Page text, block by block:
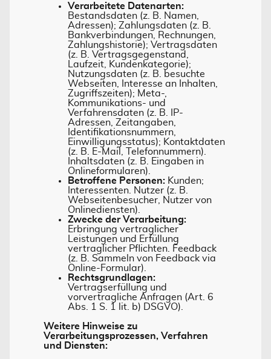
Verarbeitete Datenarten:
Bestandsdaten (z. B. Namen,
Adressen); Zahlungsdaten (z. B.
Bankverbindungen, Rechnungen,
Zahlungshistorie); Vertragsdaten
(z. B. Vertragsgegenstand,
Laufzeit, Kundenkategorie);
Nutzungsdaten (z. B. besuchte
Webseiten, Interesse an Inhalten,
Zugriffszeiten); Meta-,
Kommunikations- und
Verfahrensdaten (z. B. IP-
Adressen, Zeitangaben,
Identifikationsnummern,
Einwilligungsstatus); Kontaktdaten
(z. B. E-Mail, Telefonnummern).
Inhaltsdaten (z. B. Eingaben in
Onlineformularen).
Betroffene Personen: Kunden;
Interessenten. Nutzer (z. B.
Webseitenbesucher, Nutzer von
Onlinediensten).
Zwecke der Verarbeitung:
Erbringung vertraglicher
Leistungen und Erfüllung
vertraglicher Pflichten. Feedback
(z. B. Sammeln von Feedback via
Online-Formular).
Rechtsgrundlagen:
Vertragserfüllung und
vorvertragliche Anfragen (Art. 6
Abs. 1 S. 1 lit. b) DSGVO).
Weitere Hinweise zu
Verarbeitungsprozessen, Verfahren
und Diensten: